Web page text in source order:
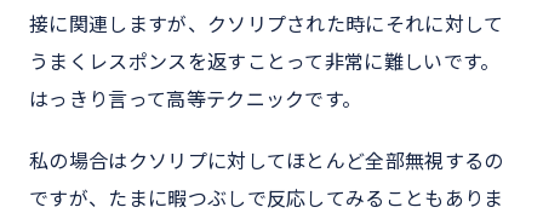
接に関連しますが、クソリプされた時にそれに対して
うまくレスポンスを返すことって非常に難しいです。
はっきり言って高等テクニックです。
私の場合はクソリプに対してほとんど全部無視するの
ですが、たまに暇つぶしで反応してみることもありま